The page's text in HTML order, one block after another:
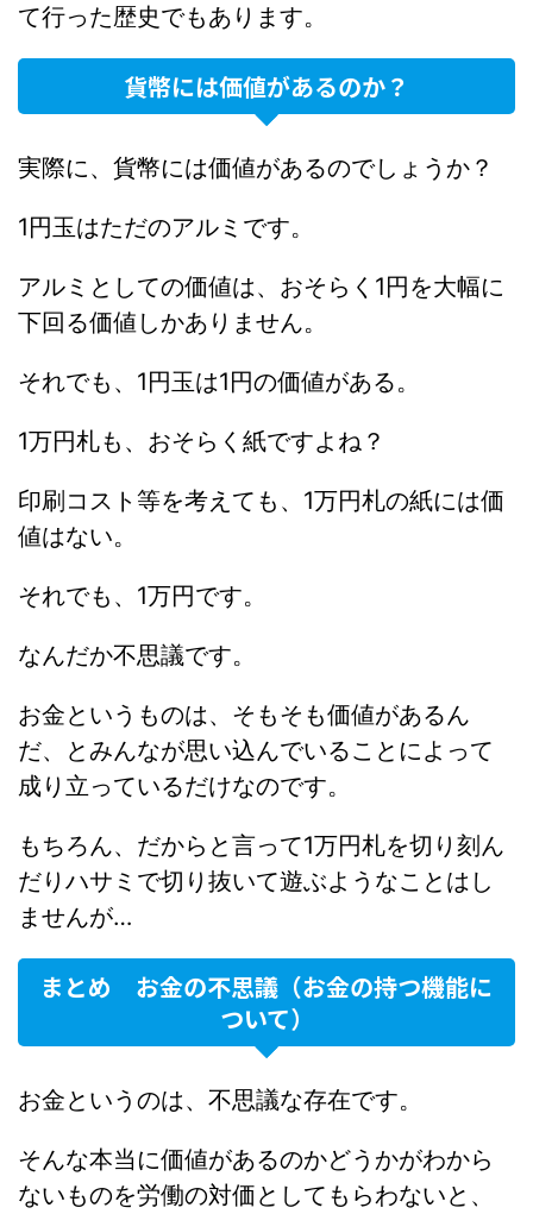
て行った歴史でもあります。
貨幣には価値があるのか？
実際に、貨幣には価値があるのでしょうか？
1円玉はただのアルミです。
アルミとしての価値は、おそらく1円を大幅に
下回る価値しかありません。
それでも、1円玉は1円の価値がある。
1万円札も、おそらく紙ですよね？
印刷コスト等を考えても、1万円札の紙には価
値はない。
それでも、1万円です。
なんだか不思議です。
お金というものは、そもそも価値があるん
だ、とみんなが思い込んでいることによって
成り立っているだけなのです。
もちろん、だからと言って1万円札を切り刻ん
だりハサミで切り抜いて遊ぶようなことはし
ませんが…
まとめ お金の不思議（お金の持つ機能に
ついて）
お金というのは、不思議な存在です。
そんな本当に価値があるのかどうかがわから
ないものを労働の対価としてもらわないと、